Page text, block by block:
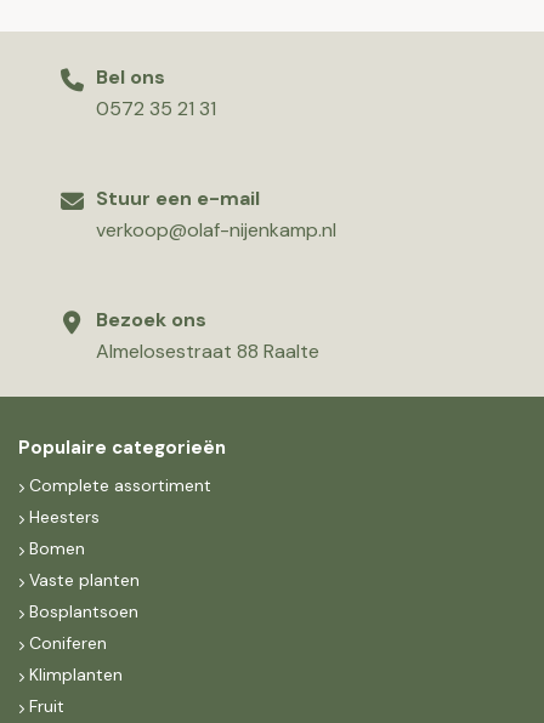
Bel ons
0572 35 21 31
Stuur een e-mail
verkoop@olaf-nijenkamp.nl
Bezoek ons
Almelosestraat 88 Raalte
Populaire categorieën
Complete assortiment
Heesters
Bomen
Vaste planten
Bosplantsoen
Coniferen
Klimplanten
Fruit